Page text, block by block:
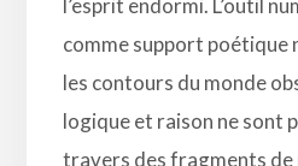
l’esprit endormi. L’outil
comme support poétique
les contours du monde
logique et raison ne sont
travers des fragments de